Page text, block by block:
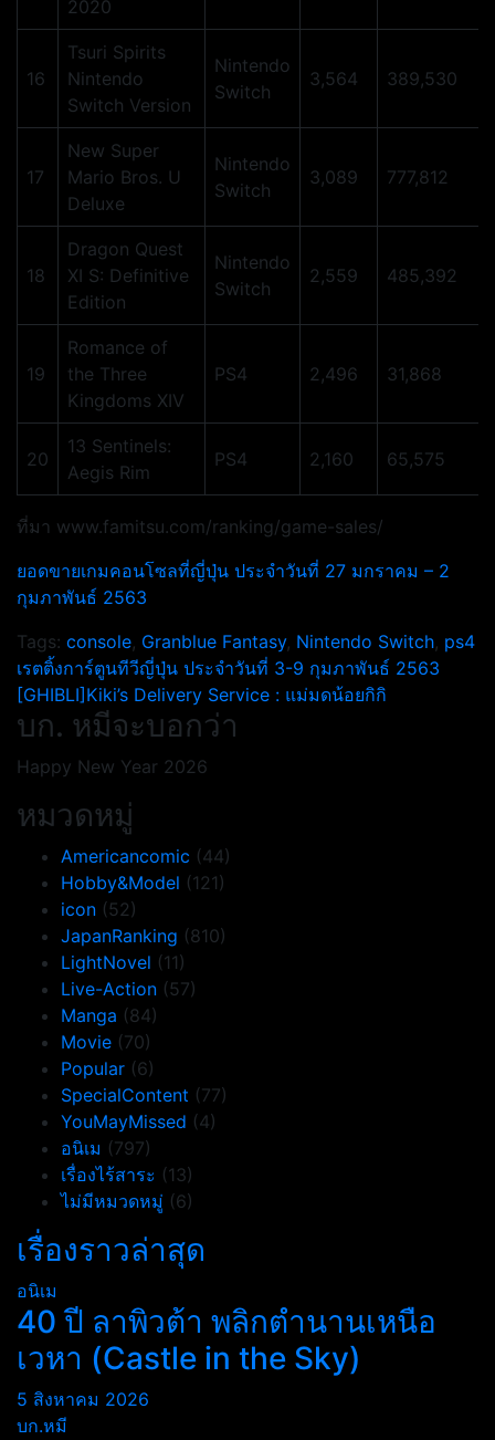
2020
16
Tsuri Spirits
Nintendo
Switch Version
Nintendo
Switch
3,564 389,530
17
New Super
Mario Bros. U
Deluxe
Nintendo
Switch
3,089 777,812
18
Dragon Quest
XI S: Definitive
Edition
Nintendo
Switch
2,559 485,392
19
Romance of
the Three
Kingdoms XIV
PS4 2,496 31,868
20
13 Sentinels:
Aegis Rim
PS4 2,160 65,575
ที่มา www.famitsu.com/ranking/game-sales/
ยอดขายเกมคอนโซลที่ญี่ปุ่น ประจำวันที่ 27 มกราคม – 2
กุมภาพันธ์ 2563
Tags: console, Granblue Fantasy, Nintendo Switch, ps4
แนะแนว
เรื่อง
เรตติ้งการ์ตูนทีวีญี่ปุ่น ประจำวันที่ 3-9 กุมภาพันธ์ 2563
[GHIBLI]Kiki’s Delivery Service : แม่มดน้อยกิกิ
บก. หมีจะบอกว่า
Happy New Year 2026
หมวดหมู่
Americancomic (44)
Hobby&Model (121)
icon (52)
JapanRanking (810)
LightNovel (11)
Live-Action (57)
Manga (84)
Movie (70)
Popular (6)
SpecialContent (77)
YouMayMissed (4)
อนิเม (797)
เรื่องไร้สาระ (13)
ไม่มีหมวดหมู่ (6)
เรื่องราวล่าสุด
อนิเม
40 ปี ลาพิวต้า พลิกตำนานเหนือ
เวหา (Castle in the Sky)
5 สิงหาคม 2026
บก.หมี